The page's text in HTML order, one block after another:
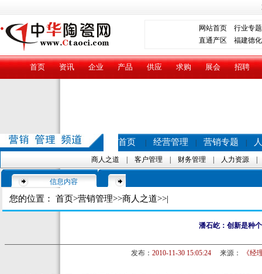
网站首页
行业专题
直通产区 福建德化
首页 资讯 企业 产品 供应 求购 展会 招聘
首页 经营管理 营销专题
商人之道 客户管理 财务管理 人力资源
信息内容
您的位置： 首页>营销管理>>商人之道>>|
潘石屹：创新是种
发布： 2010-11-30 15:05:24 来源： 《经